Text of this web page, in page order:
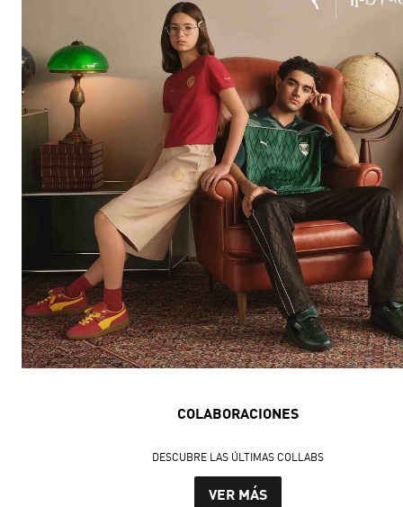
COLABORACIONES
DESCUBRE LAS ÚLTIMAS COLLABS
VER MÁS